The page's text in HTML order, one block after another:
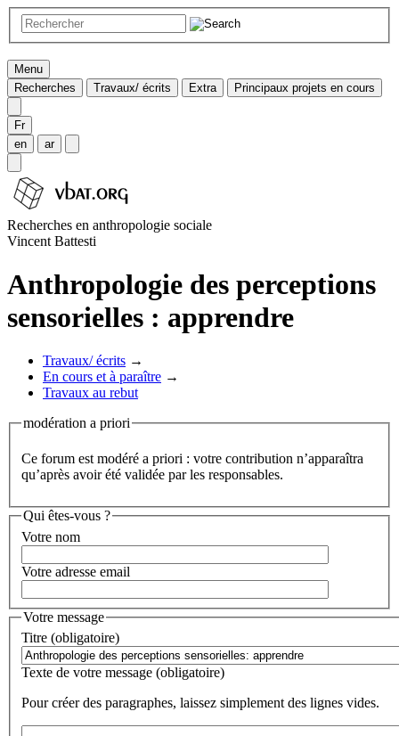
Menu
Recherches
Travaux/ écrits Extra Principaux projets en cours
Fr
en
ar
Recherches en anthropologie sociale
Vincent Battesti
Anthropologie des perceptions
sensorielles : apprendre
Travaux/ écrits →
En cours et à paraître →
Travaux au rebut
modération a priori
Ce forum est modéré a priori : votre contribution n’apparaîtra
qu’après avoir été validée par les responsables.
Qui êtes-vous ?
Votre nom
Votre adresse email
Votre message
Titre (obligatoire)
Texte de votre message (obligatoire)
Pour créer des paragraphes, laissez simplement des lignes vides.